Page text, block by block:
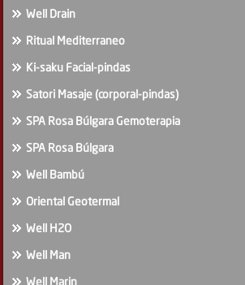
Well Drain
Ritual Mediterraneo
Ki-saku Facial-pindas
Satori Masaje (corporal-pindas)
SPA Rosa Búlgara Gemoterapia
SPA Rosa Búlgara
Well Bambú
Oriental Geotermal
Well H2O
Well Man
Well Marin